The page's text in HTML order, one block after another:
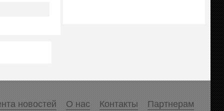
новостей О нас Контакты Партнерам